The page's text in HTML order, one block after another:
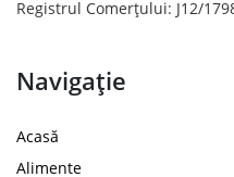
Registrul Comerțului: J12/
Navigație
Acasă
Alimente